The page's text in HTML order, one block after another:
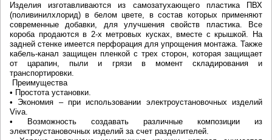
Изделия изготавливаются из самозатухающего пластика ПВХ
(поливинилхлорид) в белом цвете, в состав которых применяют
современные добавки, для улучшения свойств пластика. Все
короба продаются в 2-х метровых кусках, вместе с крышкой. На
задней стенке имеется перфорация для упрощения монтажа. Также
кабель-канал защищен пленкой с трех сторон, которая защищает
от царапин, пыли и грязи в момент складирования и
транспортировки.
Преимущества
• Простота установки.
• Экономия – при использовании электроустановочных изделий
Viva.
• Возможность создавать различные композиции из
электроустановочных изделий за счет разделителей.